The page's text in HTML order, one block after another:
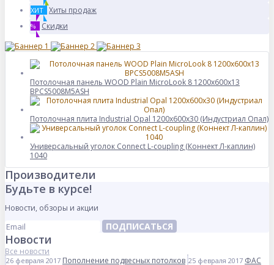
ХИТ Хиты продаж
% Скидки
Потолочная панель WOOD Plain MicroLook 8 1200x600x13
BPCS5008M5ASH
Потолочная плита Industrial Opal 1200x600x30 (Индустриал Опал)
Универсальный уголок Connect L-coupling (Коннект Л-каплин)
1040
Производители
Будьте в курсе!
Новости, обзоры и акции
ПОДПИСАТЬСЯ
Новости
Все новости
26 февраля 2017 Пополнение подвесных потолков 25 февраля 2017 ФАС